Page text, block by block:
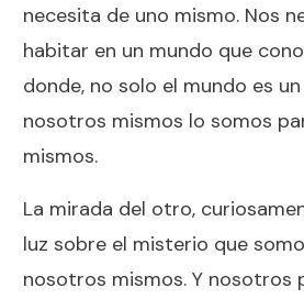
necesita de uno mismo. Nos
habitar en un mundo que
donde, no solo el mundo es
nosotros mismos lo somos
mismos.
La mirada del otro,
luz sobre el misterio que
nosotros mismos. Y nosotros